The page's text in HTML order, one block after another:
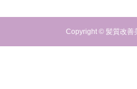
Copyright © 髪質改善